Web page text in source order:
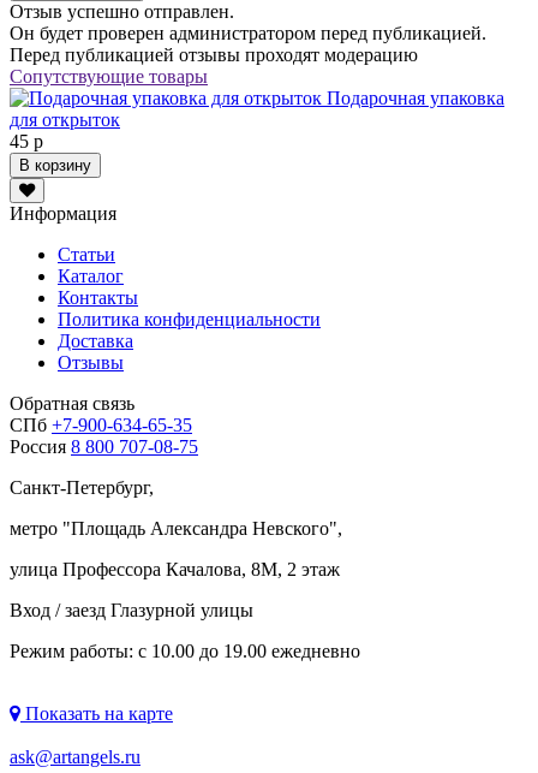
Отзыв успешно отправлен.
Он будет проверен администратором перед публикацией.
Перед публикацией отзывы проходят модерацию
Сопутствующие товары
Подарочная упаковка
для открыток
45 р
В корзину
Информация
Статьи
Каталог
Контакты
Политика конфиденциальности
Доставка
Отзывы
Обратная связь
СПб +7-900-634-65-35
Россия 8 800 707-08-75
Санкт-Петербург,
метро "Площадь Александра Невского",
улица Профессора Качалова, 8М, 2 этаж
Вход / заезд Глазурной улицы
Режим работы: с 10.00 до 19.00 ежедневно
Показать на карте
ask@artangels.ru